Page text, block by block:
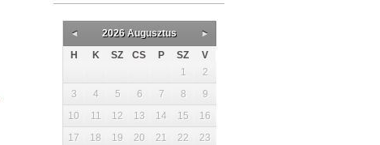
2026 Augusztus
H
K SZ CS P SZ
V
1
2
3
4 5 6 7 8
9
10
11 12 13 14 15
16
17
18 19 20 21 22
23